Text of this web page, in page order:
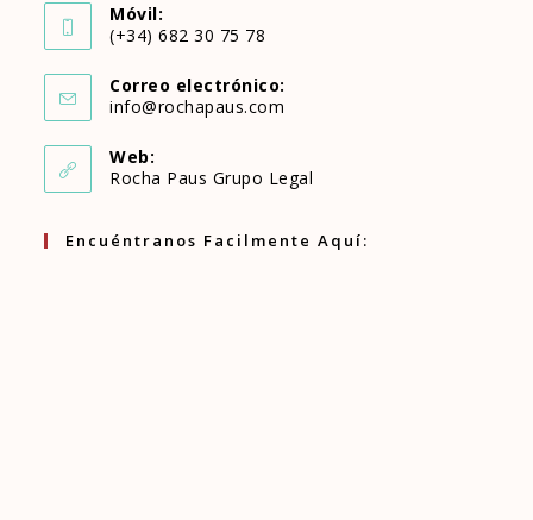
abre
tu
aplicación
Móvil:
(+34) 682 30 75 78
abre
tu
Correo electrónico:
info@rochapaus.com
aplicación
Web:
Rocha Paus Grupo Legal
Encuéntranos Facilmente Aquí: